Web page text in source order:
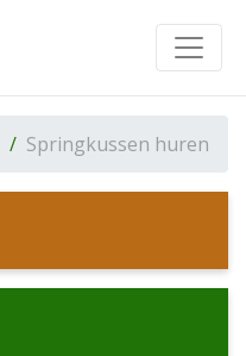
Springkussen huren